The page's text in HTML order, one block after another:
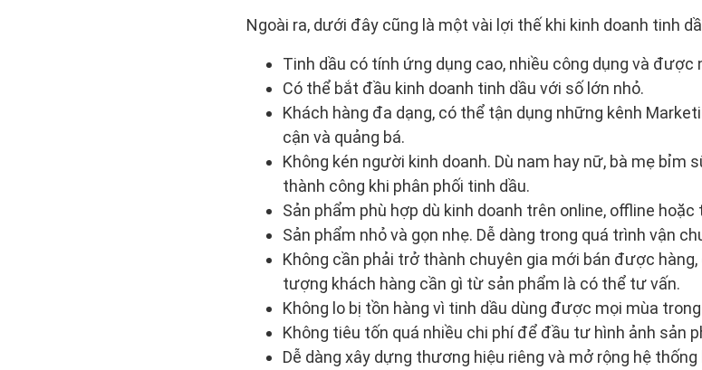
Ngoài ra, dưới đây cũng là một vài lợi thế khi kinh doanh tinh
Tinh dầu có tính ứng dụng cao, nhiều công dụng và được
Có thể bắt đầu kinh doanh tinh dầu với số lớn nhỏ.
Khách hàng đa dạng, có thể tận dụng những kênh
cận và quảng bá.
Không kén người kinh doanh. Dù nam hay nữ, bà mẹ bỉm
thành công khi phân phối tinh dầu.
Sản phẩm phù hợp dù kinh doanh trên online, offline
Sản phẩm nhỏ và gọn nhẹ. Dễ dàng trong quá trình vận
Không cần phải trở thành chuyên gia mới bán được
tượng khách hàng cần gì từ sản phẩm là có thể tư vấn.
Không lo bị tồn hàng vì tinh dầu dùng được mọi mùa
Không tiêu tốn quá nhiều chi phí để đầu tư hình ảnh sản
Dễ dàng xây dựng thương hiệu riêng và mở rộng hệ